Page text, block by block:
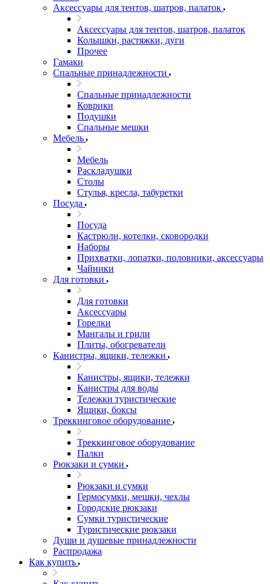
Аксессуары для тентов, шатров, палаток
Аксессуары для тентов, шатров, палаток
Колышки, растяжки, дуги
Прочее
Гамаки
Спальные принадлежности
Спальные принадлежности
Коврики
Подушки
Спальные мешки
Мебель
Мебель
Раскладушки
Столы
Стулья, кресла, табуретки
Посуда
Посуда
Кастрюли, котелки, сковородки
Наборы
Прихватки, лопатки, половники, аксессуары
Чайники
Для готовки
Для готовки
Аксессуары
Горелки
Мангалы и грили
Плиты, обогреватели
Канистры, ящики, тележки
Канистры, ящики, тележки
Канистры для воды
Тележки туристические
Ящики, боксы
Треккинговое оборудование
Треккинговое оборудование
Палки
Рюкзаки и сумки
Рюкзаки и сумки
Гермосумки, мешки, чехлы
Городские рюкзаки
Сумки туристические
Туристические рюкзаки
Души и душевые принадлежности
Распродажа
Как купить